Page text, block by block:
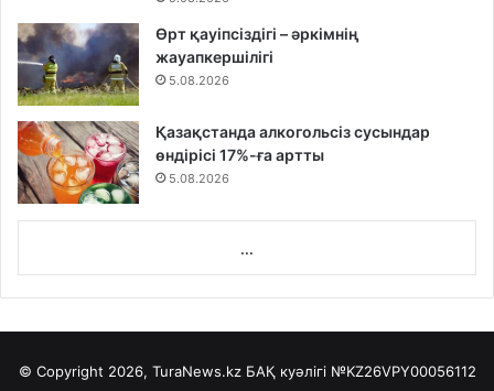
Өрт қауіпсіздігі – әркімнің
жауапкершілігі
5.08.2026
Қазақстанда алкогольсіз сусындар
өндірісі 17%-ға артты
5.08.2026
...
© Copyright 2026, TuraNews.kz БАҚ куәлігі №KZ26VPY00056112